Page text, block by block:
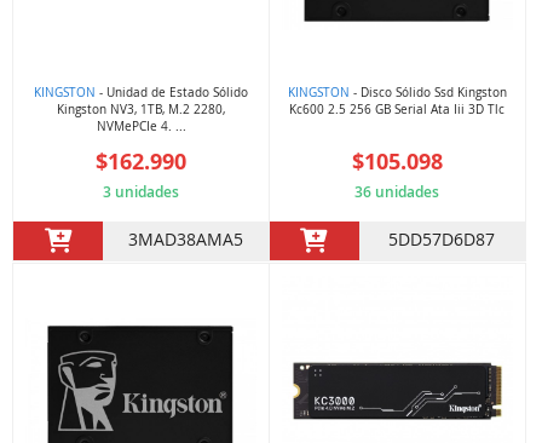
KINGSTON - Unidad de Estado Sólido
Kingston NV3, 1TB, M.2 2280,
NVMePCIe 4. ...
$162.990
3 unidades
3MAD38AMA5
KINGSTON - Disco Sólido Ssd Kingston
Kc600 2.5 256 GB Serial Ata Iii 3D Tlc
$105.098
36 unidades
5DD57D6D87